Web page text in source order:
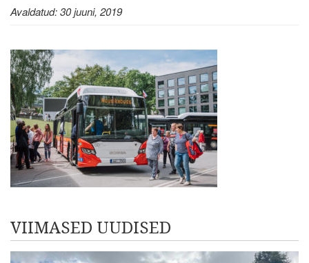
Avaldatud: 30 juuni, 2019
VIIMASED UUDISED